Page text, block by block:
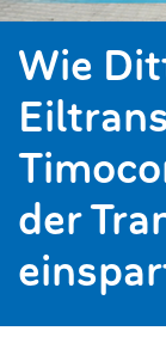
Wie
der